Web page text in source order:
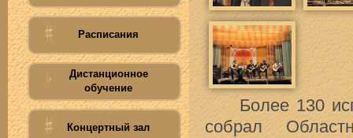
Расписания
Дистанционное
обучение
Концертный зал
Более 130
собрал